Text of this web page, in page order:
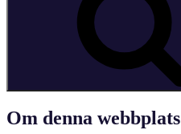
Om denna webbplats